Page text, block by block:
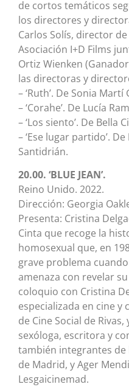
de cortos temáticos
los directores y
Carlos Solís, director
Asociación I+D Films
Ortiz Wienken
las directoras y
– ‘Ruth’. De Sonia Martí
– ‘Corahe’. De Lucía
– ‘Los siento’. De Bella
– ‘Ese lugar partido’.
Santidrián.
20.00. ‘BLUE JEAN’.
Reino Unido. 2022.
Dirección: Georgia
Presenta: Cristina
Cinta que recoge la
homosexual que, en
grave problema
amenaza con revelar
coloquio con Cristina
especializada en cine
de Cine Social de
sexóloga, escritora y
también integrantes de
de Madrid, y Ager
Lesgaicinemad.